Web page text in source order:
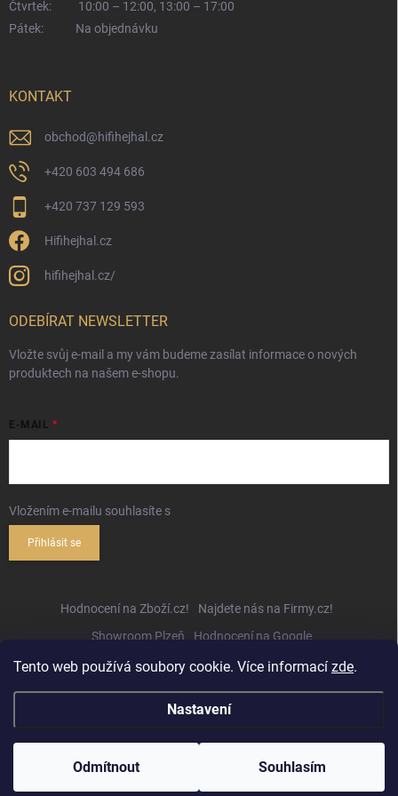
Tento web používá soubory cookie. Více informací zde.
Nastavení
Odmítnout Souhlasím
Čtvrtek:
10:00 – 12:00, 13:00 – 17:00
Pátek:
Na objednávku
KONTAKT
obchod@hifihejhal.cz
+420 603 494 686
+420 737 129 593
Hifihejhal.cz
hifihejhal.cz/
ODEBÍRAT NEWSLETTER
Vložte svůj e-mail a my vám budeme zasílat informace o nových
produktech na našem e-shopu.
E-MAIL
Vložením e-mailu souhlasíte s
Přihlásit se
Hodnocení na Zboží.cz!
Najdete nás na Firmy.cz!
Showroom Plzeň
Hodnocení na Google
Copyright 2026Hifihejhal.cz. Všechna práva vyhrazena.Upravit nastavení